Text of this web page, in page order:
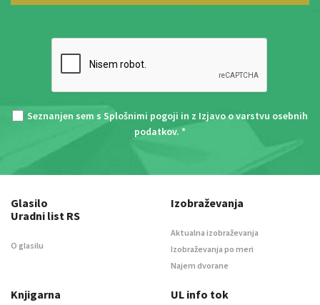
Seznanjen sem s Splošnimi pogoji in z Izjavo o varstvu osebnih
podatkov. *
Glasilo
Uradni list RS
O glasilu
Izobraževanja
Aktualna izobraževanja
Izobraževanja po meri
Najem dvorane
Knjigarna UL info tok